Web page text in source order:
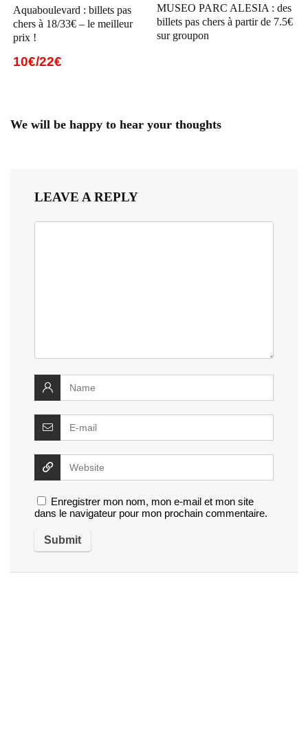
Aquaboulevard : billets pas
chers à 18/33€ – le meilleur
prix !
10€/22€
MUSEO PARC ALESIA : des
billets pas chers à partir de 7.5€
sur groupon
We will be happy to hear your thoughts
LEAVE A REPLY
Enregistrer mon nom, mon e-mail et mon site
dans le navigateur pour mon prochain commentaire.